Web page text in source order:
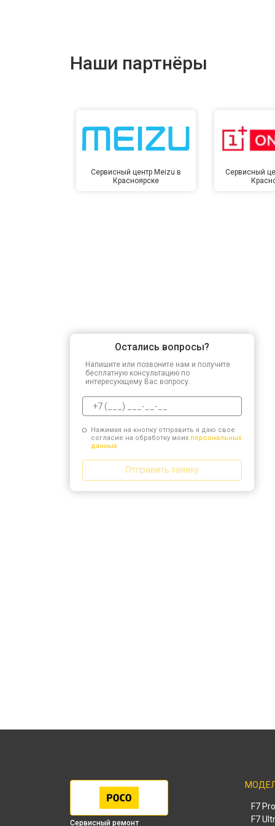
Наши партнёры
Сервисный центр Meizu в
Красноярске
Сервисный
Остались вопросы?
Напишите или позвоните нам и получите
бесплатную консультацию по
интересующему Вас вопросу.
Нажимая на кнопку отправить я даю свое
согласие на обработку моих персональных
данных.
Отправить заявку
Сервисный ремонт
F7 Pro
F7